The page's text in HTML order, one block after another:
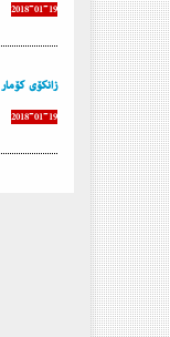
2018-01-19
زانكۆی كۆمار
2018-01-19